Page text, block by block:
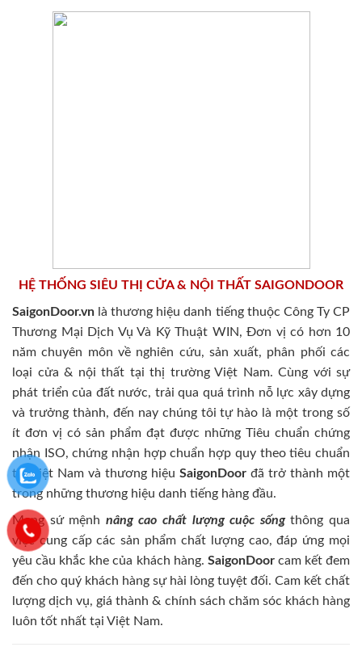
HỆ THỐNG SIÊU THỊ CỬA & NỘI THẤT SAIGONDOOR
SaigonDoor.vn là thương hiệu danh tiếng thuộc Công Ty CP
Thương Mại Dịch Vụ Và Kỹ Thuật WIN, Đơn vị có hơn 10
năm chuyên môn về nghiên cứu, sản xuất, phân phối các
loại cửa & nội thất tại thị trường Việt Nam. Cùng với sự
phát triển của đất nước, trải qua quá trình nỗ lực xây dựng
và trưởng thành, đến nay chúng tôi tự hào là một trong số
ít đơn vị có sản phẩm đạt được những Tiêu chuẩn chứng
nhận ISO, chứng nhận hợp chuẩn hợp quy theo tiêu chuẩn
tại Việt Nam và thương hiệu SaigonDoor đã trở thành một
trong những thương hiệu danh tiếng hàng đầu.
Mang sứ mệnh nâng cao chất lượng cuộc sốngthông qua
việc cung cấp các sản phẩm chất lượng cao, đáp ứng mọi
yêu cầu khắc khe của khách hàng. SaigonDoorcam kết đem
đến cho quý khách hàng sự hài lòng tuyệt đối. Cam kết chất
lượng dịch vụ, giá thành & chính sách chăm sóc khách hàng
luôn tốt nhất tại Việt Nam.